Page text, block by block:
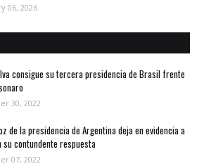
06, 2026
consigue su tercera presidencia de Brasil frente
30, 2022
de la presidencia de Argentina deja en evidencia a
su contundente respuesta
07, 2022